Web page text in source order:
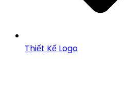
Thiết Kế Logo